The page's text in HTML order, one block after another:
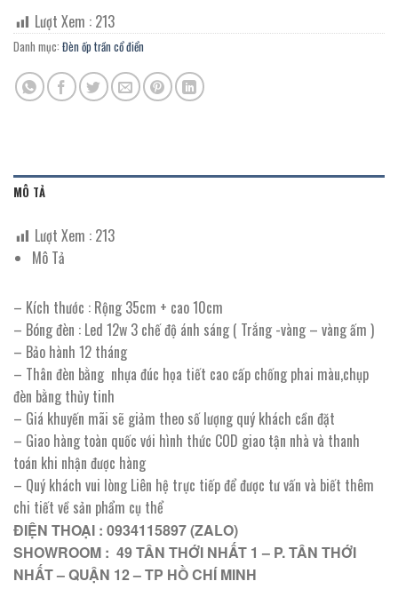
Lượt Xem : 213
Danh mục: Đèn ốp trần cổ điển
MÔ TẢ
Lượt Xem : 213
Mô Tả
– Kích thước : Rộng 35cm + cao 10cm
– Bóng đèn : Led 12w 3 chế độ ánh sáng ( Trắng -vàng – vàng ấm )
– Bảo hành 12 tháng
– Thân đèn bằng nhựa đúc họa tiết cao cấp chống phai màu,chụp
đèn bằng thủy tinh
– Giá khuyến mãi sẽ giảm theo số lượng quý khách cần đặt
– Giao hàng toàn quốc với hình thức COD giao tận nhà và thanh
toán khi nhận được hàng
– Quý khách vui lòng Liên hệ trực tiếp để được tư vấn và biết thêm
chi tiết về sản phẩm cụ thể
ĐIỆN THOẠI : 0934115897 (ZALO)
SHOWROOM : 49 TÂN THỚI NHẤT 1 – P. TÂN THỚI
NHẤT – QUẬN 12 – TP HỒ CHÍ MINH